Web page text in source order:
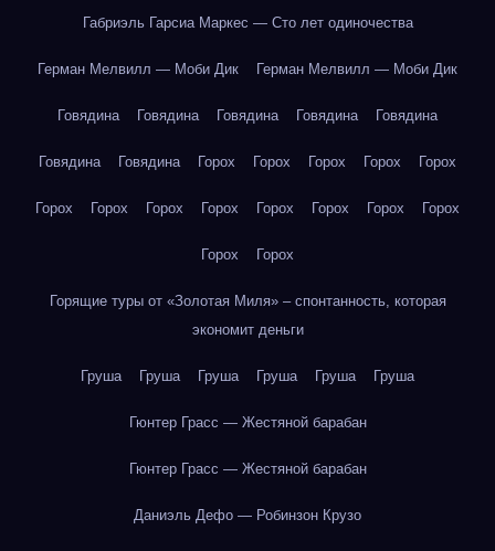
Габриэль Гарсиа Маркес — Сто лет одиночества
Герман Мелвилл — Моби Дик Герман Мелвилл — Моби Дик
Говядина Говядина Говядина Говядина Говядина
Говядина Говядина Горох Горох Горох Горох Горох
Горох Горох Горох Горох Горох Горох Горох Горох
Горох Горох
Горящие туры от «Золотая Миля» – спонтанность, которая
экономит деньги
Груша Груша Груша Груша Груша Груша
Гюнтер Грасс — Жестяной барабан
Гюнтер Грасс — Жестяной барабан
Даниэль Дефо — Робинзон Крузо